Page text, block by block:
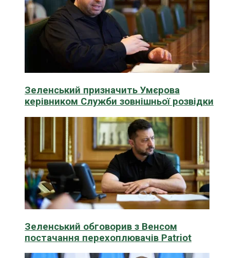
Зеленський призначить Умєрова
керівником Служби зовнішньої розвідки
Зеленський обговорив з Венсом
постачання перехоплювачів Patriot